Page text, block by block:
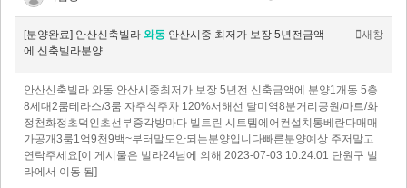
[분양완료] 안산신축빌라 와동 안산시중 최저가 보장 5년전금액
에 신축빌라분양
새창
안산신축빌라 와동 안산시중최저가 보장 5년전 신축금액에 분양 1개동 5층
8세대2룸테라스/3룸 자주식주차 120%서해선 달미역8분거리공원/마트/화
정천화정초덕인초선부중각방마다 빌트린 시트템에어컨설치통베란다매매
가공개3룸1억9천9백~부터말도안되는분양입니다빠른분양예상 주저말고
연락주세요[이 게시물은 빌라24님에 의해 2023-07-03 10:24:01 단원구 빌
라에서 이동 됨]